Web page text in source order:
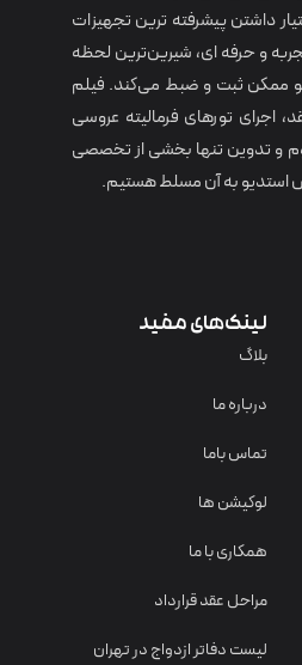
داشتن پیشرفته ترین تجهیزات
و حرفه‌ ای، شیرین‌ترین لحظه
ممکن ثبت و ضبط می‌کند. فیلم
اجرای تورهای فرمالیته عروسی
و تدوین تنها بخشی از تخصصی
استدیو به آن مسلط هستیم.
لینک‌های مفید
بلاگ
درباره ما
تماس باما
لوکیشن ها
همکاری با ما
مراحل عقد قرارداد
لیست دفاتر ازدواج در تهران